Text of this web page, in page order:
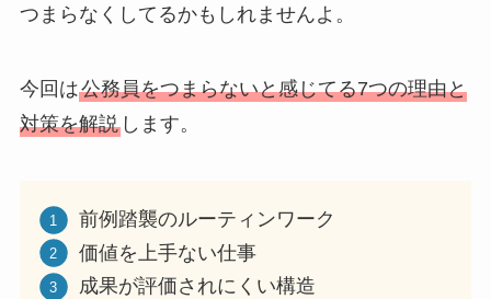
つまらなくしてるかもしれませんよ。
今回は公務員をつまらないと感じてる7つの理由と
対策を解説します。
前例踏襲のルーティンワーク
価値を上手ない仕事
成果が評価されにくい構造